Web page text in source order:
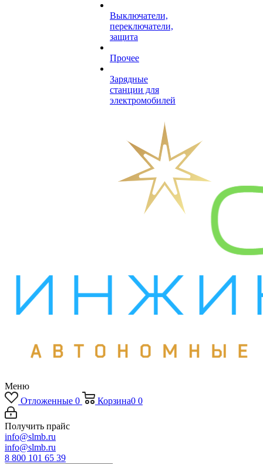
Выключатели,
переключатели,
защита
Прочее
Зарядные
станции для
электромобилей
Меню
Отложенные 0 Корзина0 0
Получить прайс
info@slmb.ru
info@slmb.ru
8 800 101 65 39